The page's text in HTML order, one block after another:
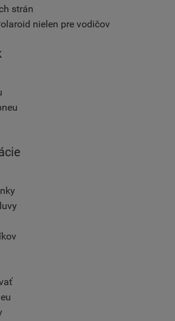
strán
nielen pre vodičov